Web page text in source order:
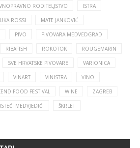
RODITELJSTVO ISTRA
ROSSI MATE JANKOVIĆ
PIVO PIVOVARA MEDVEDGRAD
RIBAFISH ROKOTOK ROUGEMARIN
SVE HRVATSKE PIVOVARE VARIONICA
VINART VINISTRA VINO
FOOD FESTIVAL WINE ZAGREB
MEDVJEDIĆI ŠKRLET